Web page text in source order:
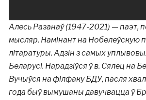
Алесь Разанаў (1947-2021) — паэт,
мысляр. Намінант на Нобелеўскую
літаратуры. Адзін з самых
Беларусі. Нарадзіўся ў в. Сялец на
Вучыўся на філфаку БДУ, пасля
года быў вымушаны давучвацца ў